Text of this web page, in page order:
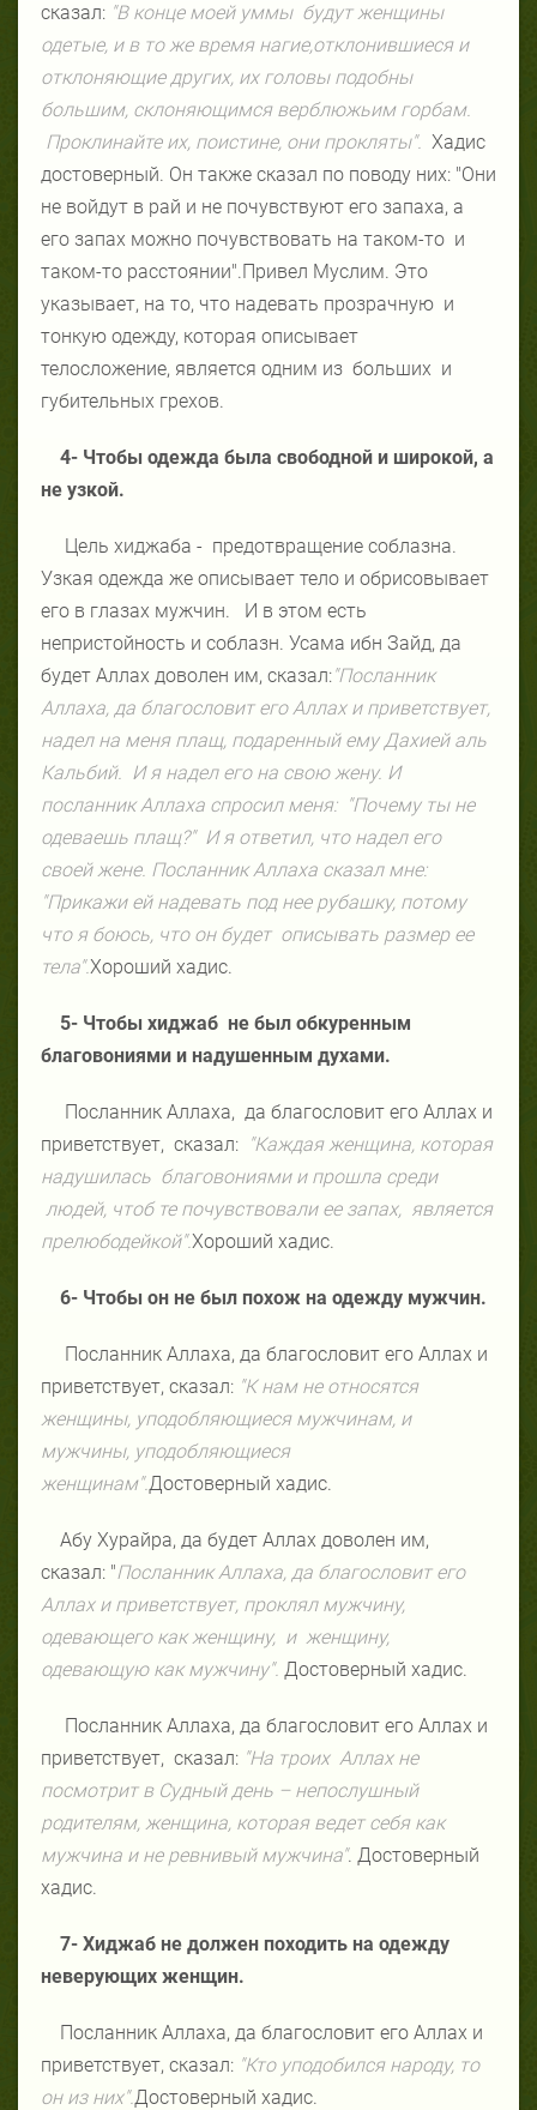
сказал: "В конце моей уммы будут женщины
одетые, и в то же время нагие,отклонившиеся и
отклоняющие других, их головы подобны
большим, склоняющимся верблюжьим горбам.
Проклинайте их, поистине, они прокляты". Хадис
достоверный. Он также сказал по поводу них: "Они
не войдут в рай и не почувствуют его запаха, а
его запах можно почувствовать на таком-то и
таком-то расстоянии".Привел Муслим. Это
указывает, на то, что надевать прозрачную и
тонкую одежду, которая описывает
телосложение, является одним из больших и
губительных грехов.
4- Чтобы одежда была свободной и широкой, а
не узкой.
Цель хиджаба - предотвращение соблазна.
Узкая одежда же описывает тело и обрисовывает
его в глазах мужчин. И в этом есть
непристойность и соблазн. Усама ибн Зайд, да
будет Аллах доволен им, сказал:"Посланник
Аллаха, да благословит его Аллах и приветствует,
надел на меня плащ, подаренный ему Дахией аль
Кальбий. И я надел его на свою жену. И
посланник Аллаха спросил меня: "Почему ты не
одеваешь плащ?" И я ответил, что надел его
своей жене. Посланник Аллаха сказал мне:
"Прикажи ей надевать под нее рубашку, потому
что я боюсь, что он будет описывать размер ее
тела".Хороший хадис.
5- Чтобы хиджаб не был обкуренным
благовониями и надушенным духами.
Посланник Аллаха, да благословит его Аллах и
приветствует, сказал: "Каждая женщина, которая
надушилась благовониями и прошла среди
людей, чтоб те почувствовали ее запах, является
прелюбодейкой".Хороший хадис.
6- Чтобы он не был похож на одежду мужчин.
Посланник Аллаха, да благословит его Аллах и
приветствует, сказал: "К нам не относятся
женщины, уподобляющиеся мужчинам, и
мужчины, уподобляющиеся
женщинам".Достоверный хадис.
Абу Хурайра, да будет Аллах доволен им,
сказал: "Посланник Аллаха, да благословит его
Аллах и приветствует, проклял мужчину,
одевающего как женщину, и женщину,
одевающую как мужчину". Достоверный хадис.
Посланник Аллаха, да благословит его Аллах и
приветствует, сказал: "На троих Аллах не
посмотрит в Судный день – непослушный
родителям, женщина, которая ведет себя как
мужчина и не ревнивый мужчина". Достоверный
хадис.
7- Хиджаб не должен походить на одежду
неверующих женщин.
Посланник Аллаха, да благословит его Аллах и
приветствует, сказал: "Кто уподобился народу, то
он из них".Достоверный хадис.